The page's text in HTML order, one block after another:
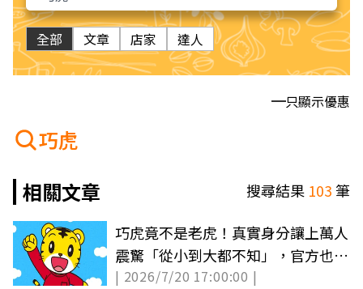
全部 文章 店家 達人
只顯示優惠
巧虎
相關文章
搜尋結果 103筆
巧虎竟不是老虎！真實身分讓上萬人
震驚「從小到大都不知」，官方也說
話了
| 2026/7/20 17:00:00 |